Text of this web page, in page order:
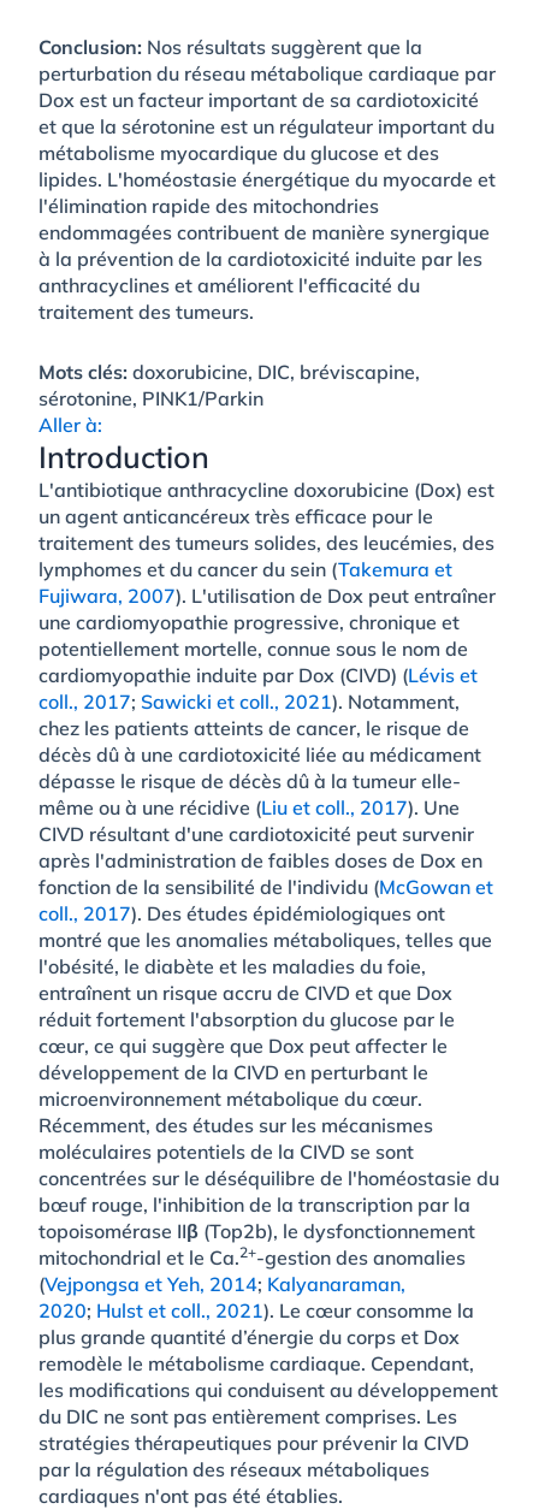
Conclusion: Nos résultats suggèrent que la
perturbation du réseau métabolique cardiaque par
Dox est un facteur important de sa cardiotoxicité
et que la sérotonine est un régulateur important du
métabolisme myocardique du glucose et des
lipides. L'homéostasie énergétique du myocarde et
l'élimination rapide des mitochondries
endommagées contribuent de manière synergique
à la prévention de la cardiotoxicité induite par les
anthracyclines et améliorent l'efficacité du
traitement des tumeurs.
Mots clés:doxorubicine, DIC, bréviscapine,
sérotonine, PINK1/Parkin
Aller à:
Introduction
L'antibiotique anthracycline doxorubicine (Dox) est
un agent anticancéreux très efficace pour le
traitement des tumeurs solides, des leucémies, des
lymphomes et du cancer du sein (Takemura et
Fujiwara, 2007). L'utilisation de Dox peut entraîner
une cardiomyopathie progressive, chronique et
potentiellement mortelle, connue sous le nom de
cardiomyopathie induite par Dox (CIVD) (Lévis et
coll., 2017;Sawicki et coll., 2021). Notamment,
chez les patients atteints de cancer, le risque de
décès dû à une cardiotoxicité liée au médicament
dépasse le risque de décès dû à la tumeur elle-
même ou à une récidive (Liu et coll., 2017). Une
CIVD résultant d'une cardiotoxicité peut survenir
après l'administration de faibles doses de Dox en
fonction de la sensibilité de l'individu (McGowan et
coll., 2017). Des études épidémiologiques ont
montré que les anomalies métaboliques, telles que
l'obésité, le diabète et les maladies du foie,
entraînent un risque accru de CIVD et que Dox
réduit fortement l'absorption du glucose par le
cœur, ce qui suggère que Dox peut affecter le
développement de la CIVD en perturbant le
microenvironnement métabolique du cœur.
Récemment, des études sur les mécanismes
moléculaires potentiels de la CIVD se sont
concentrées sur le déséquilibre de l'homéostasie du
bœuf rouge, l'inhibition de la transcription par la
topoisomérase IIβ (Top2b), le dysfonctionnement
mitochondrial et le Ca.2+-gestion des anomalies
(Vejpongsa et Yeh, 2014; Kalyanaraman,
2020; Hulst et coll., 2021). Le cœur consomme la
plus grande quantité d’énergie du corps et Dox
remodèle le métabolisme cardiaque. Cependant,
les modifications qui conduisent au développement
du DIC ne sont pas entièrement comprises. Les
stratégies thérapeutiques pour prévenir la CIVD
par la régulation des réseaux métaboliques
cardiaques n'ont pas été établies.